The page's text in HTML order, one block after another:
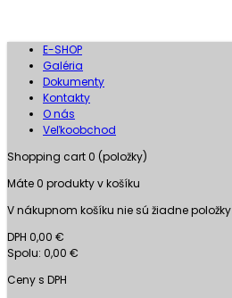
E-SHOP
Galéria
Dokumenty
Kontakty
O nás
Veľkoobchod
Shopping cart0 (položky)
Máte0 produkty v košíku
V nákupnom košíku nie sú žiadne položky
DPH 0,00 €
Spolu: 0,00 €
Ceny s DPH